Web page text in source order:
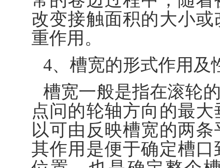
改变接触面积的大小
重作用。
4、槽宽的形式作用及
槽宽一般是指在滚轮
点问的轮轴方向的最
以可由反映槽宽的两
其作用是便于确定槽